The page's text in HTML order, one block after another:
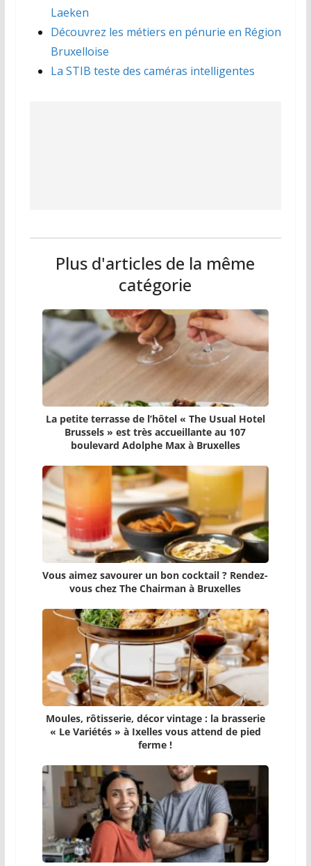
Laeken
Découvrez les métiers en pénurie en Région
Bruxelloise
La STIB teste des caméras intelligentes
Plus d'articles de la même
catégorie
La petite terrasse de l’hôtel « The Usual Hotel
Brussels » est très accueillante au 107
boulevard Adolphe Max à Bruxelles
Vous aimez savourer un bon cocktail ? Rendez-
vous chez The Chairman à Bruxelles
Moules, rôtisserie, décor vintage : la brasserie
« Le Variétés » à Ixelles vous attend de pied
ferme !